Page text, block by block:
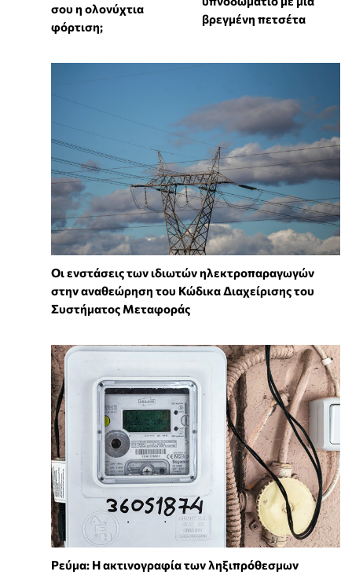
σου η ολονύχτια
φόρτιση;
βρεγμένη πετσέτα
Οι ενστάσεις των ιδιωτών ηλεκτροπαραγωγών
στην αναθεώρηση του Κώδικα Διαχείρισης του
Συστήματος Μεταφοράς
Ρεύμα: Η ακτινογραφία των ληξιπρόθεσμων